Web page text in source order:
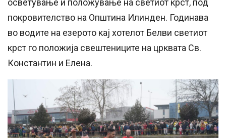
покровителство на Општина Илинден. Годинава
во водите на езерото кај хотелот Белви светиот
крст го положија свештениците на црквата Св.
Константин и Елена.